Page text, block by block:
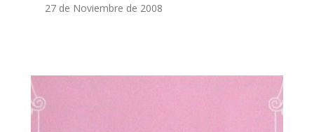
27 de Noviembre de 2008